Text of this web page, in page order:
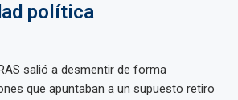
política
salió a desmentir de forma
que apuntaban a un supuesto retiro